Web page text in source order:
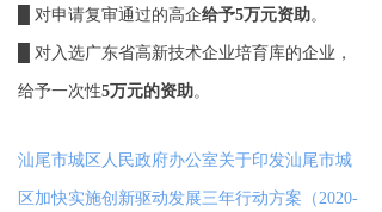
█ 对申请复审通过的高企给予5万元资助。
█ 对入选广东省高新技术企业培育库的企业，
给予一次性5万元的资助。
汕尾市城区人民政府办公室关于印发汕尾市城
区加快实施创新驱动发展三年行动方案（2020-